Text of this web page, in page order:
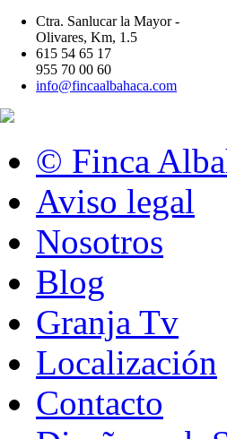
Ctra. Sanlucar la Mayor -
Olivares, Km, 1.5
615 54 65 17
955 70 00 60
info@fincaalbahaca.com
© Finca
Aviso legal
Nosotros
Blog
Granja Tv
Localización
Contacto